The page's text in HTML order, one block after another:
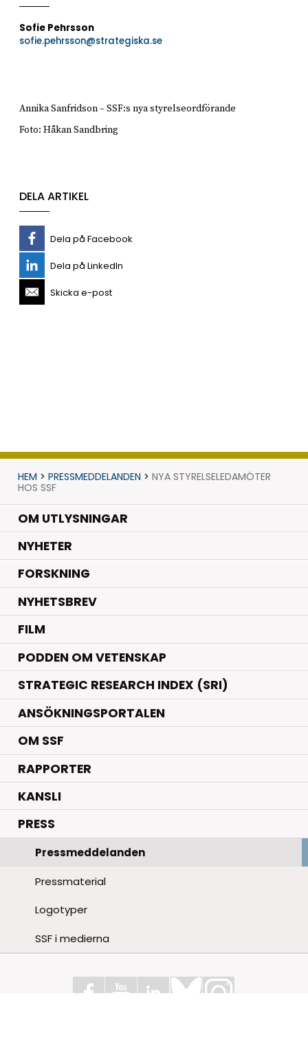
Sofie Pehrsson
sofie.pehrsson@strategiska.se
Annika Sanfridson – SSF:s nya styrelseordförande
Foto: Håkan Sandbring
DELA ARTIKEL
Dela på Facebook
Dela på LinkedIn
Skicka e-post
HEM > PRESSMEDDELANDEN > NYA STYRELSELEDAMÖTER
HOS SSF
OM UTLYSNINGAR
NYHETER.
FORSKNING.
NYHETSBREV
FILM
PODDEN OM VETENSKAP
STRATEGIC RESEARCH INDEX (SRI)
ANSÖKNINGSPORTALEN
OM SSF
RAPPORTER
KANSLI
PRESS
Pressmeddelanden
Pressmaterial
Logotyper
SSF i medierna